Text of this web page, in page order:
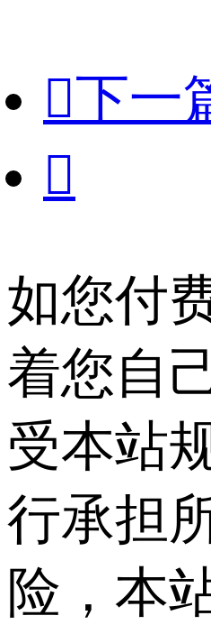
下一

如您付
着您自
受本站
行承担
险，本